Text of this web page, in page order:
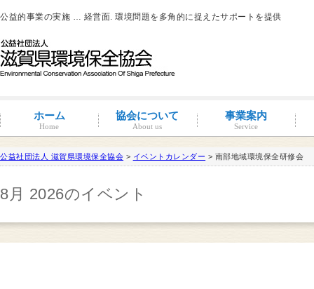
公益的事業の実施 … 経営面. 環境問題を多角的に捉えたサポートを提供
ホーム
Home
協会について
About us
概要と沿革
組織図・役員紹介
情報公開
コンプライアンス
事業案内
Service
コンプライアンス支援
地域連携事業
環境負荷低減活動支援
環境経営の支援
事業サポート
水処理分科会
派遣事業
水質
大気
土壌汚染
産業廃棄物
騒音・振動・悪臭防止
省エネルギー
ISO14001
その他
滋賀県条例関係
有機物分解装置
自動手洗い乾燥装置
新クリラック処理
会員一覧
入会案内
会員の特典
公益社団法人 滋賀県環境保全協会 > イベントカレンダー > 南部地域環境保全研修会
8月 2026のイベント